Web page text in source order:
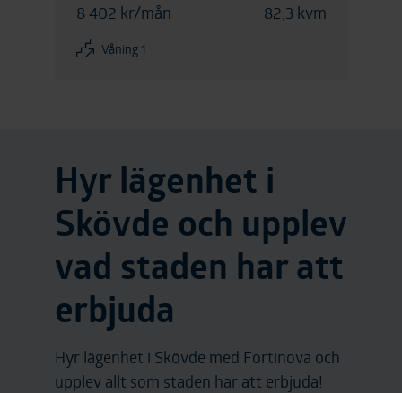
8 402 kr/mån
82,3 kvm
Våning 1
Hyr lägenhet i
Skövde och upplev
vad staden har att
erbjuda
Hyr lägenhet i Skövde med Fortinova och
upplev allt som staden har att erbjuda!